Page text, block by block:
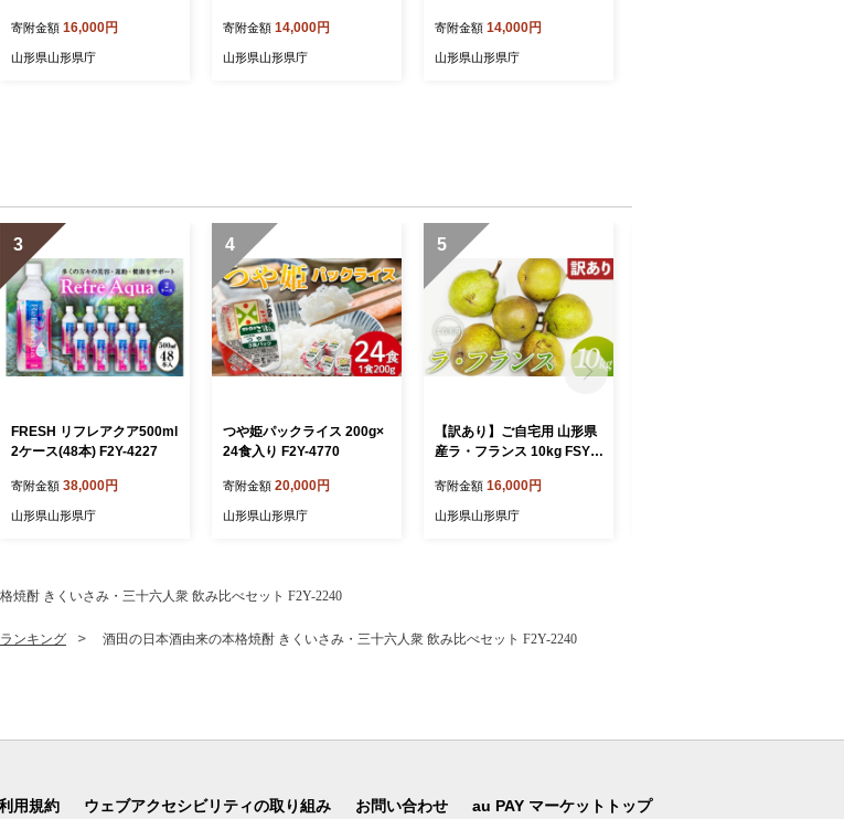
寄附金額 16,000円
山形県山形県庁
寄附金額 14,000円
山形県山形県庁
寄附金額 14,000円
山形県山形県庁
3
FRESH リフレアクア500ml
2ケース(48本) F2Y-4227
寄附金額 38,000円
山形県山形県庁
4
つや姫パックライス 200g×
24食入り F2Y-4770
寄附金額 20,000円
山形県山形県庁
5
【訳あり】ご自宅用 山形県
産ラ・フランス 10kg FSY-2
寄附金額 16,000円
山形県山形県庁
焼酎 きくいさみ・三十六人衆 飲み比べセット F2Y-2240
ンキング 酒田の日本酒由来の本格焼酎 きくいさみ・三十六人衆 飲み比べセット F2Y-2240
用規約 ウェブアクセシビリティの取り組み お問い合わせ au PAY マーケットトップ